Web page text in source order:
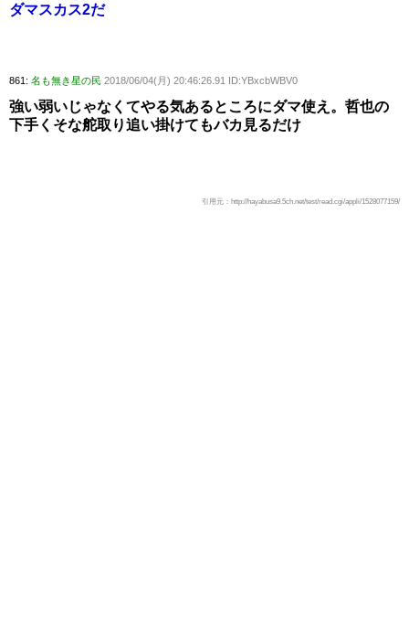
ダマスカス2だ
861: 名も無き星の民 2018/06/04(月) 20:46:26.91 ID:YBxcbWBV0
強い弱いじゃなくてやる気あるところにダマ使え。哲也の
下手くそな舵取り追い掛けてもバカ見るだけ
引用元：http://hayabusa9.5ch.net/test/read.cgi/appli/1528077159/